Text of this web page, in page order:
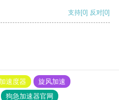
支持[0] 反对[0]
速度器
旋风加速
狗急加速器官网